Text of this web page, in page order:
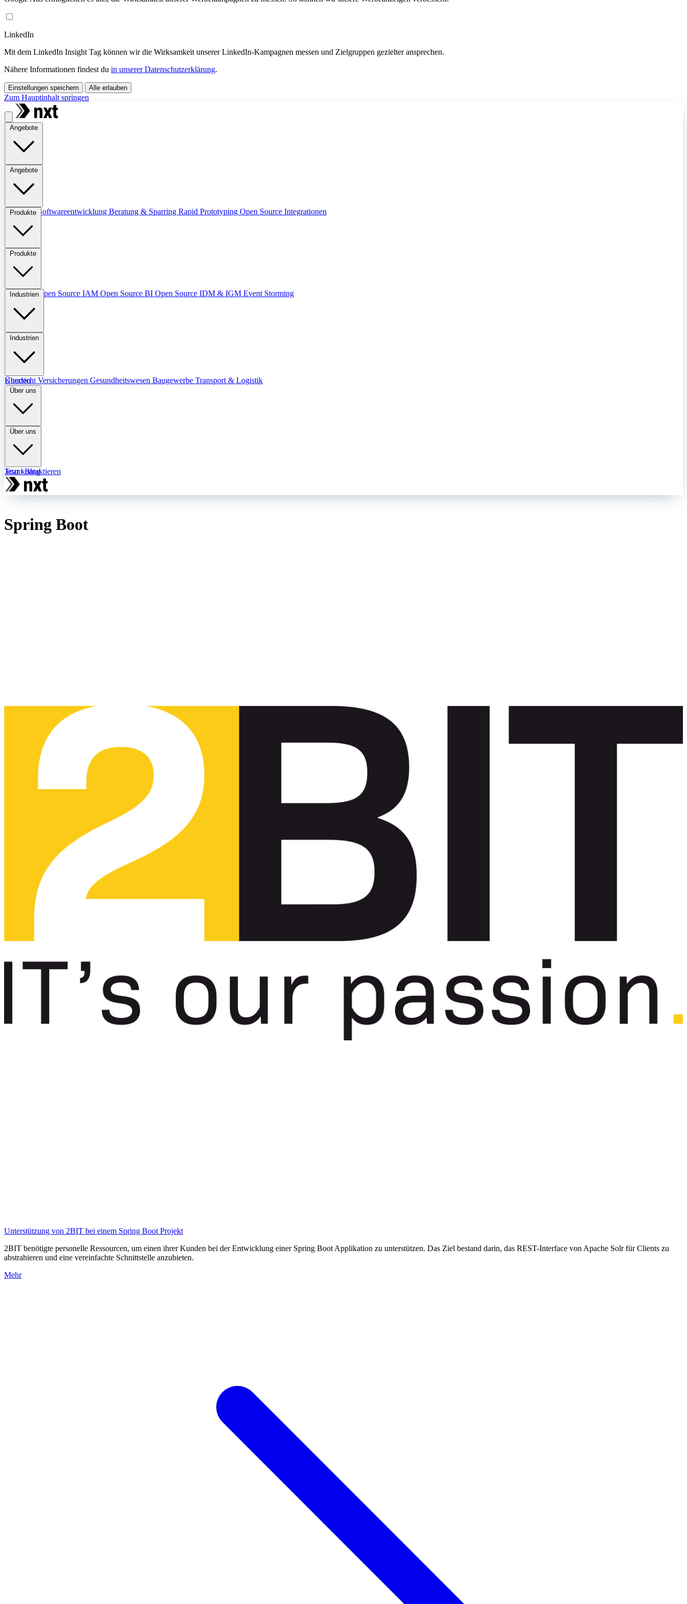
LinkedIn
Mit dem LinkedIn Insight Tag können wir die Wirksamkeit unserer LinkedIn-Kampagnen messen und Zielgruppen gezielter ansprechen.
Nähere Informationen findest du in unserer Datenschutzerklärung.
Einstellungen speichern Alle erlauben
Zum Hauptinhalt springen
Angebote
Angebote
Übersicht Softwareentwicklung Beratung & Sparring Rapid Prototyping Open Source Integrationen
Produkte
Produkte
ÜbersichtOpen Source IAM Open Source BI Open Source IDM & IGM Event Storming
Industrien
Industrien
Übersicht Versicherungen Gesundheitswesen Baugewerbe Transport & Logistik
Kunden
Über uns
Über uns
TeamBlog
Jetzt kontaktieren
Spring Boot
Unterstützung von 2BIT bei einem Spring Boot Projekt
2BIT benötigte personelle Ressourcen, um einen ihrer Kunden bei der Entwicklung einer Spring Boot Applikation zu unterstützen. Das Ziel bestand darin, das REST-Interface von Apache Solr für Clients zu
abstrahieren und eine vereinfachte Schnittstelle anzubieten.
Mehr